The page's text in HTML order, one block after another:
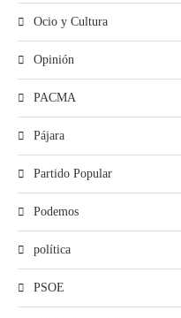
Ocio y Cultura
Opinión
PACMA
Pájara
Partido Popular
Podemos
política
PSOE